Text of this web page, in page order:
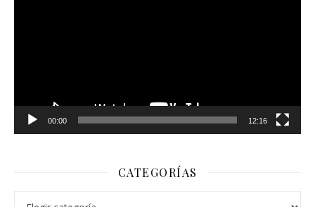
00:00 12:16
CATEGORÍAS